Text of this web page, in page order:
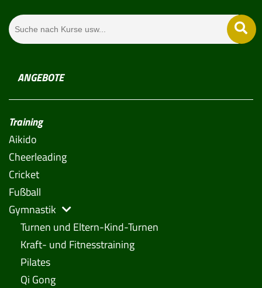
ANGEBOTE
Training
Aikido
Cheerleading
Cricket
Fußball
Gymnastik
Turnen und Eltern-Kind-Turnen
Kraft- und Fitnesstraining
Pilates
Qi Gong